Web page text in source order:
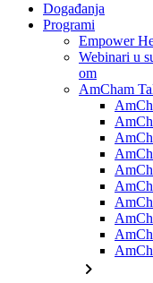
Događanja
Programi
Empower
Webinari u
om
AmCham
chevron_right